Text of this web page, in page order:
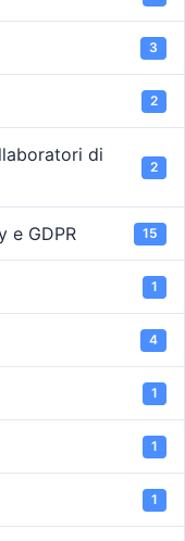
3
2
di
2
e GDPR 15
1
4
1
1
1